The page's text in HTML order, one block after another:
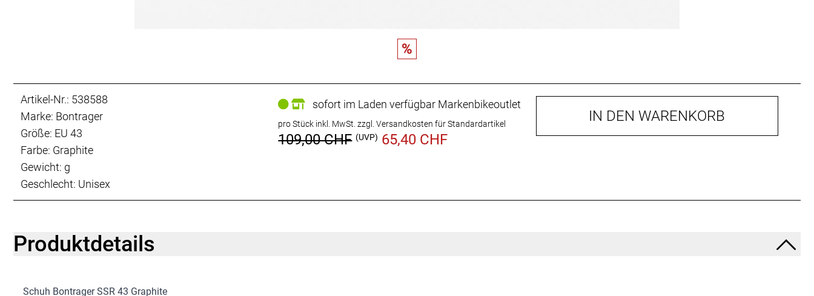
%
Artikel-Nr.: 538588
Marke: Bontrager
Größe: EU 43
Farbe: Graphite
Gewicht: g
Geschlecht: Unisex
sofort im Laden verfügbar Markenbikeoutlet
pro Stück inkl. MwSt.zzgl. Versandkosten für Standardartikel
109,00 CHF (UVP) 65,40 CHF
IN DEN WARENKORB
Produktdetails
Schuh Bontrager SSR 43 Graphite